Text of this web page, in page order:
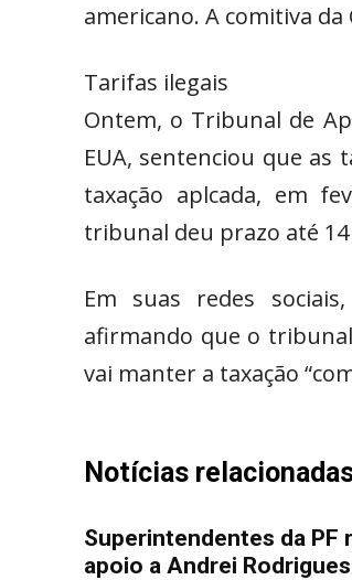
americano. A comitiva
Tarifas ilegais
Ontem, o Tribunal de
EUA, sentenciou que
taxação aplcada, em
tribunal deu prazo até
Em suas redes
afirmando que o
vai manter a taxação
Notícias
Superintendentes da PF
apoio a Andrei